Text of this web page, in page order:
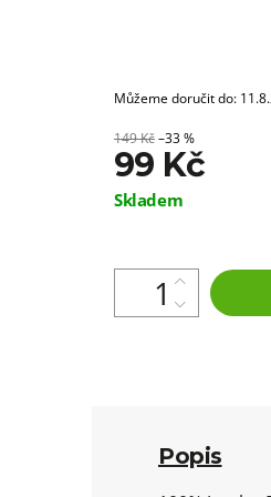
Můžeme doručit do:
149 Kč–33 %
99 Kč
Měrná
Skladem
Popis